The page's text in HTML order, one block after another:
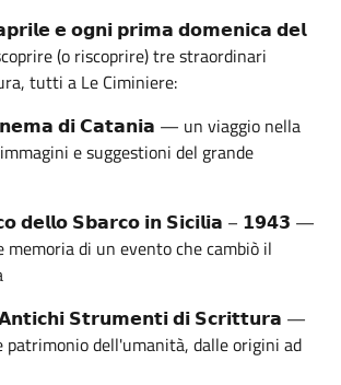
𝗲 𝗼𝗴𝗻𝗶 𝗽𝗿𝗶𝗺𝗮 𝗱𝗼𝗺𝗲𝗻𝗶𝗰𝗮 𝗱𝗲𝗹
(o riscoprire) tre straordinari
tutti a Le Ciminiere:
𝗱𝗶 𝗖𝗮𝘁𝗮𝗻𝗶𝗮 — un viaggio nella
e suggestioni del grande
𝗱𝗲𝗹𝗹𝗼 𝗦𝗯𝗮𝗿𝗰𝗼 𝗶𝗻 𝗦𝗶𝗰𝗶𝗹𝗶𝗮 – 𝟭𝟵𝟰𝟯 —
memoria di un evento che cambiò il
𝗦𝘁𝗿𝘂𝗺𝗲𝗻𝘁𝗶 𝗱𝗶 𝗦𝗰𝗿𝗶𝘁𝘁𝘂𝗿𝗮 —
patrimonio dell'umanità, dalle origini ad